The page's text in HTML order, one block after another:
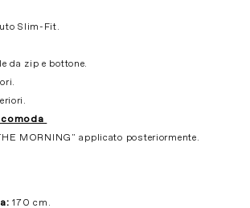
Slim-Fit.
da zip e bottone.
MORNING" applicato posteriormente.
170 cm.